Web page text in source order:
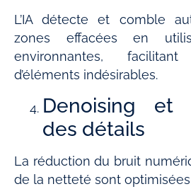
L’IA détecte et comble
zones effacées en
environnantes,
d’éléments indésirables.
Denoising et
des détails
La réduction du bruit
de la netteté sont optimisées